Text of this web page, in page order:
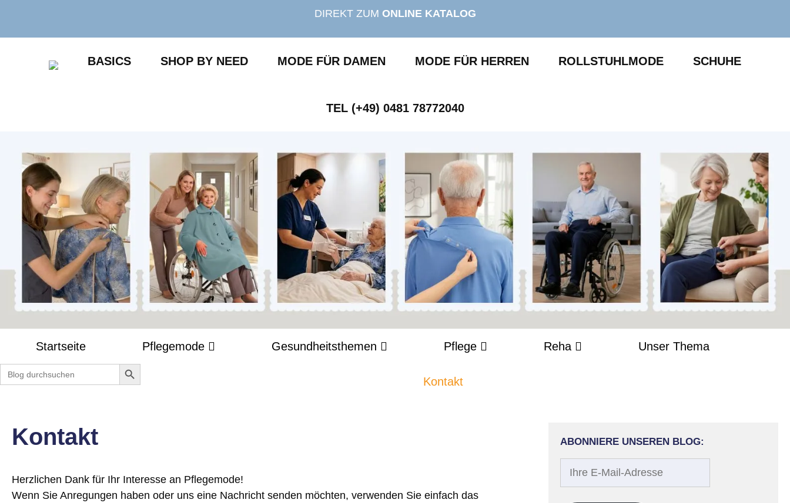
springen
DIREKT ZUM ONLINE KATALOG
BASICS SHOP BY NEED MODE FÜR DAMEN MODE FÜR HERREN ROLLSTUHLMODE SCHUHE
TEL (+49) 0481 78772040
Startseite Pflegemode Gesundheitsthemen Pflege Reha Unser Thema
Kontakt
Search
for:
Search Button
Kontakt
Herzlichen Dank für Ihr Interesse an Pflegemode!
Wenn Sie Anregungen haben oder uns eine Nachricht senden möchten, verwenden Sie einfach das
ABONNIERE UNSEREN BLOG: